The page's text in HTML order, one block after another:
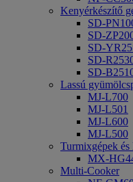
Kenyérkészítő
SD-
SD-
SD-
SD-
SD-
Lassú
MJ-L700
MJ-L501
MJ-L600
MJ-L500
Turmixgépek és
MX-
Multi-Cooker